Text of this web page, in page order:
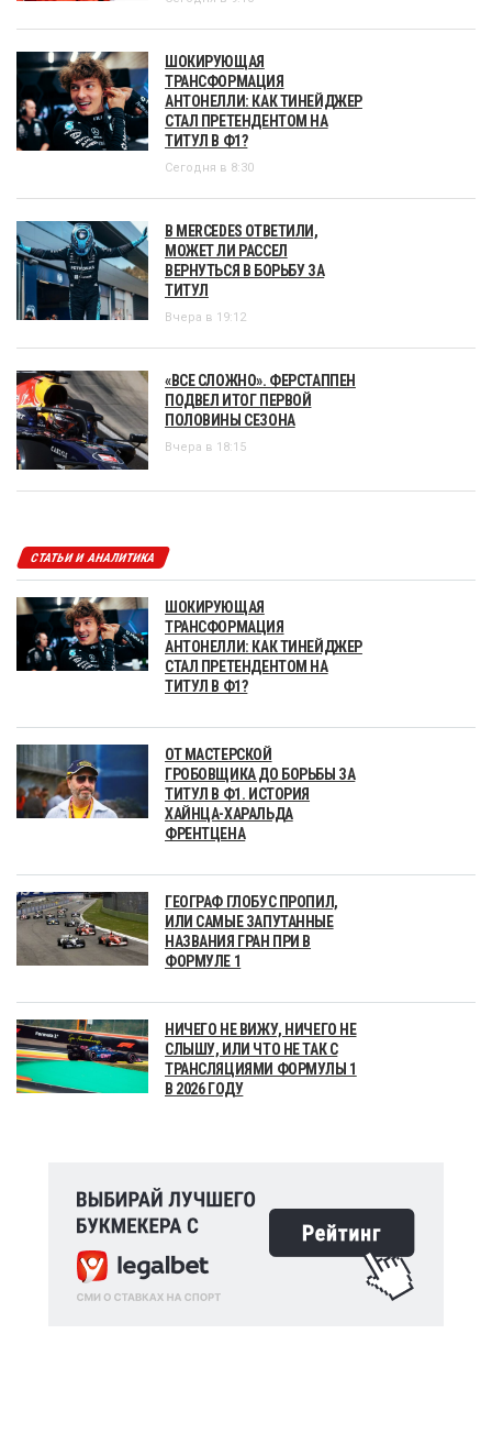
ШОКИРУЮЩАЯ
ТРАНСФОРМАЦИЯ
АНТОНЕЛЛИ: КАК ТИНЕЙДЖЕР
СТАЛ ПРЕТЕНДЕНТОМ НА
ТИТУЛ В Ф1?
Сегодня в 8:30
В MERCEDES ОТВЕТИЛИ,
МОЖЕТ ЛИ РАССЕЛ
ВЕРНУТЬСЯ В БОРЬБУ ЗА
ТИТУЛ
Вчера в 19:12
«ВСЕ СЛОЖНО». ФЕРСТАППЕН
ПОДВЕЛ ИТОГ ПЕРВОЙ
ПОЛОВИНЫ СЕЗОНА
Вчера в 18:15
СТАТЬИ И АНАЛИТИКА
ШОКИРУЮЩАЯ
ТРАНСФОРМАЦИЯ
АНТОНЕЛЛИ: КАК ТИНЕЙДЖЕР
СТАЛ ПРЕТЕНДЕНТОМ НА
ТИТУЛ В Ф1?
ОТ МАСТЕРСКОЙ
ГРОБОВЩИКА ДО БОРЬБЫ ЗА
ТИТУЛ В Ф1. ИСТОРИЯ
ХАЙНЦА-ХАРАЛЬДА
ФРЕНТЦЕНА
ГЕОГРАФ ГЛОБУС ПРОПИЛ,
ИЛИ САМЫЕ ЗАПУТАННЫЕ
НАЗВАНИЯ ГРАН ПРИ В
ФОРМУЛЕ 1
НИЧЕГО НЕ ВИЖУ, НИЧЕГО НЕ
СЛЫШУ, ИЛИ ЧТО НЕ ТАК С
ТРАНСЛЯЦИЯМИ ФОРМУЛЫ 1
В 2026 ГОДУ